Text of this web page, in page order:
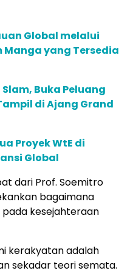
Global melalui
Manga yang Tersedia
Slam, Buka Peluang
di Ajang Grand
Proyek WtE di
Global
dari Prof. Soemitro
bagaimana
kesejahteraan
kerakyatan adalah
sekadar teori semata.